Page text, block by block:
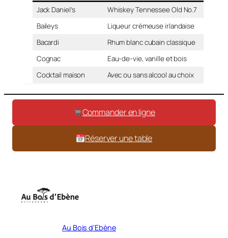
Jack Daniel’s
Whiskey Tennessee Old No.7
Baileys
Liqueur crémeuse irlandaise
Bacardi
Rhum blanc cubain classique
Cognac
Eau-de-vie, vanille et bois
Cocktail maison
Avec ou sans alcool au choix
Commander en ligne
Réserver une table
Au Bois d'Ebène